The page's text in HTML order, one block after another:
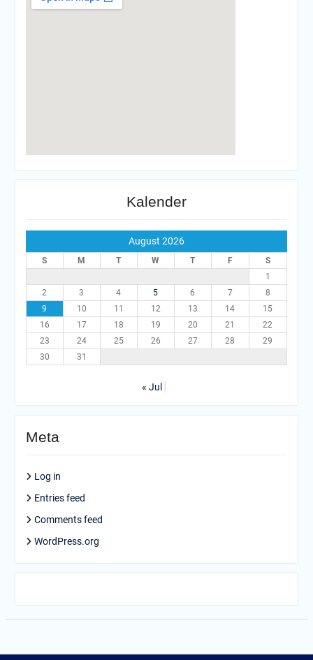
Kalender
August 2026
S M T W T F
S
1
2
3 4 5 6 7
8
9
10 11 12 13 14
15
16
17 18 19 20 21
22
23
24 25 26 27 28
29
30
31
« Jul
Meta
Log in
Entries feed
Comments feed
WordPress.org